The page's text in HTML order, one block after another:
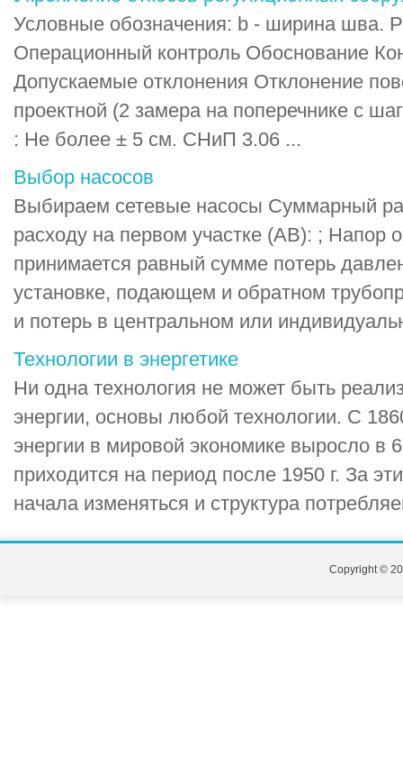
Условные обозначения: b - ширина шва.
Операционный контроль Обоснование
Допускаемые отклонения Отклонение
проектной (2 замера на поперечнике с
: Не более ± 5 см. СНиП 3.06 ...
Выбор насосов
Выбираем сетевые насосы Суммарный
расходу на первом участке (AB): ; Напор
принимается равный сумме потерь
установке, подающем и обратном
и потерь в центральном или
Технологии в энергетике
Ни одна технология не может быть
энергии, основы любой технологии. С
энергии в мировой экономике выросло в
приходится на период после 1950 г. За
начала изменяться и структура
Copyright ©